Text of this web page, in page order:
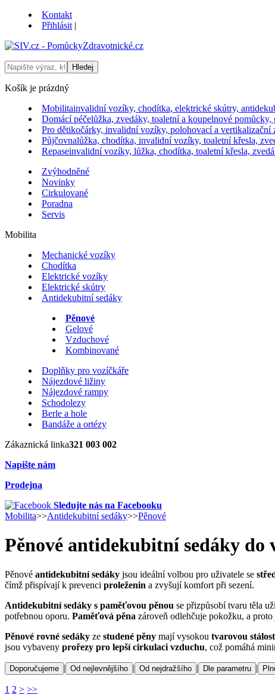
Kontakt
Přihlásit |
Košík je prázdný
Mobilitainvalidní vozíky, chodítka, elektrické skútry,
Domácí péčelůžka, zvedáky, toaletní a koupelnové
Pro dětikočárky, invalidní vozíky, polohovací a vertikalizační
Půjčovnalůžka, chodítka, invalidní vozíky, toaletní křesla,
Repaseinvalidní vozíky, lůžka, chodítka, toaletní křesla,
Zvýhodněné
Novinky
Cirkulované
Poradna
Servis
Mobilita
Mechanické vozíky
Chodítka
Elektrické vozíky
Elektrické skútry
Antidekubitní sedáky
Pěnové
Gelové
Vzduchové
Kombinované
Doplňky pro vozíčkáře
Nájezdové ližiny
Nájezdové rampy
Schodolezy
Berle a hole
Bandáže a ortézy
Zákaznická linka321 003 002
Napište nám
Prodejna
Sledujte nás na Facebooku
Mobilita>>Antidekubitní sedáky>>Pěnové
Pěnové antidekubitní sedáky do
Pěnové antidekubitní sedáky jsou ideální volbou pro uživatele se
čímž přispívají k prevenci proleženin a zvyšují komfort při sezení.
Antidekubitní sedáky s paměťovou pěnou se přizpůsobí tvaru těla
potřebnou oporu. Paměťová pěna zároveň odlehčuje pokožku, a
Pěnové rovné sedáky ze studené pěny mají vysokou tvarovou stálost
jsou vybaveny prořezy pro lepší cirkulaci vzduchu, což pomáhá
Doporučujeme | Od nejlevnějšího | Od nejdražšího | Dle parametru |
1 2 > >>